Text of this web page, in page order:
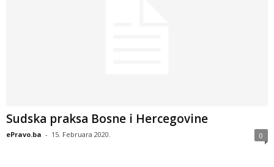
Sudska praksa Bosne i Hercegovine
ePravo.ba - 15. Februara 2020. 0